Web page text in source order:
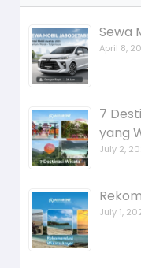
Sewa
April 8,
7
yang
July 2,
July 1,